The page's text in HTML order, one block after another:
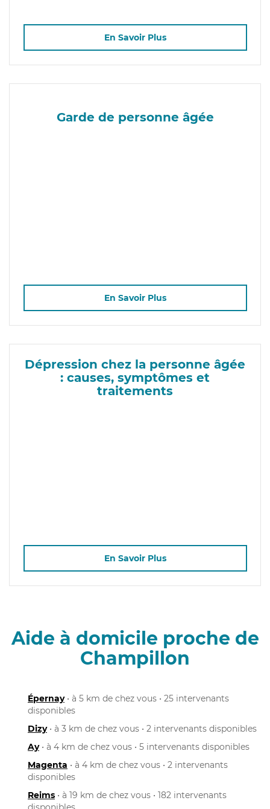
En Savoir Plus
Garde de personne âgée
En Savoir Plus
Dépression chez la personne âgée
: causes, symptômes et
traitements
En Savoir Plus
Aide à domicile proche de
Champillon
Épernay• à 5 km de chez vous • 25 intervenants
disponibles
Dizy• à 3 km de chez vous • 2 intervenants disponibles
Ay• à 4 km de chez vous • 5 intervenants disponibles
Magenta • à 4 km de chez vous • 2 intervenants
disponibles
Reims • à 19 km de chez vous • 182 intervenants